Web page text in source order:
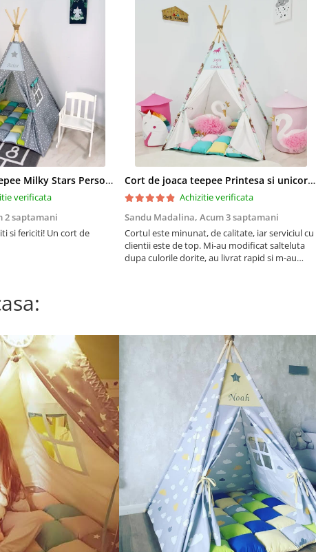
Cort de joaca teepee Milky Stars Personalizat
verificata
2 saptamani
si fericiti! Un cort de
Cort de joaca teepee Printesa si unicornii personalizat
Achizitie verificata
Sandu Madalina, Acum 3 saptamani
Cortul este minunat, de calitate, iar serviciul cu
clientii este de top. Mi-au modificat salteluta
dupa culorile dorite, au livrat rapid si m-au